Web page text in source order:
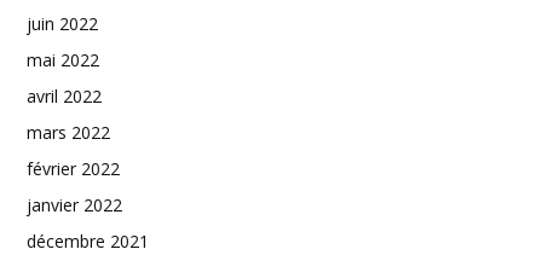
juin 2022
mai 2022
avril 2022
mars 2022
février 2022
janvier 2022
décembre 2021